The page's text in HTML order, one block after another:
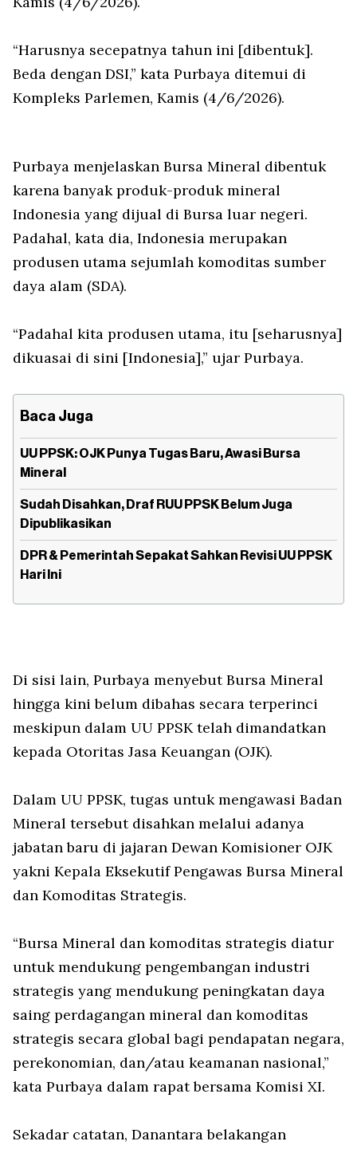
“Harusnya secepatnya tahun ini [dibentuk].
Beda dengan DSI,” kata Purbaya ditemui di
Kompleks Parlemen, Kamis (4/6/2026).
Purbaya menjelaskan Bursa Mineral dibentuk
karena banyak produk-produk mineral
Indonesia yang dijual di Bursa luar negeri.
Padahal, kata dia, Indonesia merupakan
produsen utama sejumlah komoditas sumber
daya alam (SDA).
“Padahal kita produsen utama, itu [seharusnya]
dikuasai di sini [Indonesia],” ujar Purbaya.
Baca Juga
UU PPSK: ⁠OJK Punya Tugas Baru, Awasi Bursa
Mineral
Sudah Disahkan, Draf RUU PPSK Belum Juga
Dipublikasikan
DPR & Pemerintah Sepakat Sahkan Revisi UU PPSK
Hari Ini
Di sisi lain, Purbaya menyebut Bursa Mineral
hingga kini belum dibahas secara terperinci
meskipun dalam UU PPSK telah dimandatkan
kepada Otoritas Jasa Keuangan (OJK).
Dalam UU PPSK, tugas untuk mengawasi Badan
Mineral tersebut disahkan melalui adanya
jabatan baru di jajaran Dewan Komisioner OJK
yakni Kepala Eksekutif Pengawas Bursa Mineral
dan Komoditas Strategis.
“Bursa Mineral dan komoditas strategis diatur
untuk mendukung pengembangan industri
strategis yang mendukung peningkatan daya
saing perdagangan mineral dan komoditas
strategis secara global bagi pendapatan negara,
perekonomian, dan/atau keamanan nasional,”
kata Purbaya dalam rapat bersama Komisi XI.
Sekadar catatan, Danantara belakangan